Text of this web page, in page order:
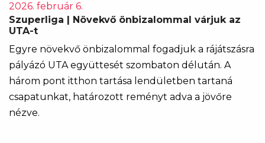
2026. február 6.
Szuperliga | Növekvő önbizalommal várjuk az
UTA-t
Egyre növekvő önbizalommal fogadjuk a rájátszásra
pályázó UTA együttesét szombaton délután. A
három pont itthon tartása lendületben tartaná
csapatunkat, határozott reményt adva a jövőre
nézve.